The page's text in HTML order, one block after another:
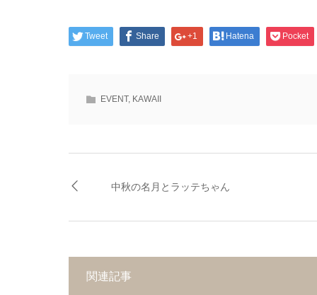
Tweet Share +1 Hatena Pocket
EVENT, KAWAII
中秋の名月とラッテちゃん
関連記事